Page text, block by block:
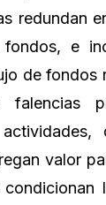
redundan
e
de fondos
falencias
valor